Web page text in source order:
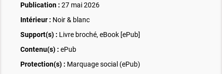
Publication : 27 mai 2026
Intérieur : Noir & blanc
Support(s) : Livre broché, eBook [ePub]
Contenu(s) : ePub
Protection(s) : Marquage social (ePub)